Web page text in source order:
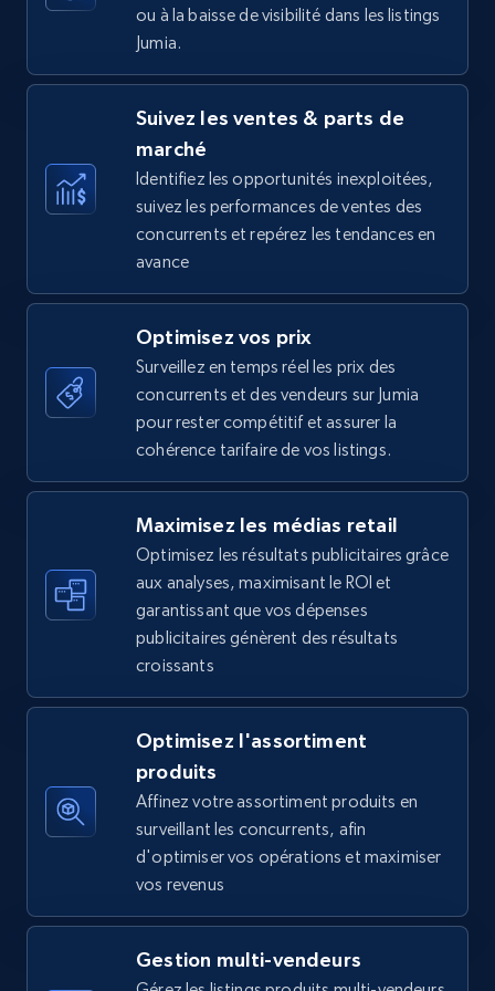
URL, Product name, Product rating, Product
rating object, Product rating max, Rating,
Author name, Asin, and more.
870+ Commencer
Walmart - products
URL, Final price, Sku, Currency, Gtin,
Specifications, Image urls, Top reviews, and
5.6K+ 875+ Commencer
Walmart - products - Find new products by
using specific category URL
URL, Final price, Sku, Currency, Gtin,
more.
875+
Specifications, Image urls, Top reviews, and
more.
ou à la baisse de visibilité dans les listings
Jumia.
Suivez les ventes & parts de
marché
Identifiez les opportunités inexploitées,
suivez les performances de ventes des
concurrents et repérez les tendances en
avance
Optimisez vos prix
Surveillez en temps réel les prix des
concurrents et des vendeurs sur Jumia
pour rester compétitif et assurer la
cohérence tarifaire de vos listings.
Maximisez les médias retail
Optimisez les résultats publicitaires grâce
aux analyses, maximisant le ROI et
garantissant que vos dépenses
publicitaires génèrent des résultats
croissants
Optimisez l'assortiment
produits
Affinez votre assortiment produits en
surveillant les concurrents, afin
d'optimiser vos opérations et maximiser
vos revenus
Gestion multi-vendeurs